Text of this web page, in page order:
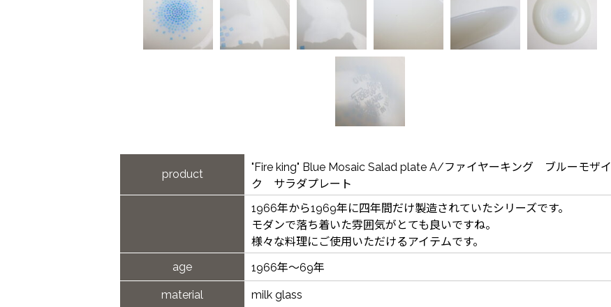
product
"Fire king" Blue Mosaic Salad plate A/ファイヤーキング ブルーモザイ
ク サラダプレート
1966年から1969年に四年間だけ製造されていたシリーズです。
モダンで落ち着いた雰囲気がとても良いですね。
様々な料理にご使用いただけるアイテムです。
age
1966年～69年
material milk glass